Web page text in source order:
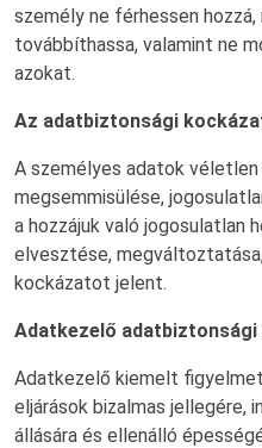
személy ne férhessen hozzá,
továbbíthassa, valamint ne
azokat.
Az adatbiztonsági
A személyes adatok
megsemmisülése,
a hozzájuk való jogosulatlan
elvesztése,
kockázatot jelent.
Adatkezelő
Adatkezelő kiemelt
eljárások bizalmas jellegére,
állására és ellenálló